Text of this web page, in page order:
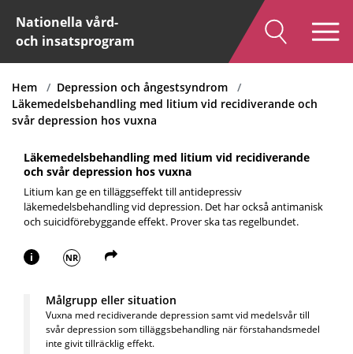
Nationella vård-
och insatsprogram
Hem
Depression och ångestsyndrom
Läkemedelsbehandling med litium vid recidiverande och
svår depression hos vuxna
Läkemedelsbehandling med litium vid recidiverande
och svår depression hos vuxna
Litium kan ge en tilläggseffekt till antidepressiv
läkemedelsbehandling vid depression. Det har också antimanisk
och suicidförebyggande effekt. Prover ska tas regelbundet.
i NR
Målgrupp eller situation
Vuxna med recidiverande depression samt vid medelsvår till
svår depression som tilläggsbehandling när förstahandsmedel
inte givit tillräcklig effekt.